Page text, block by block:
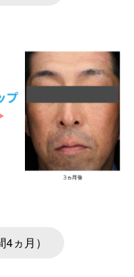
ヵ月）